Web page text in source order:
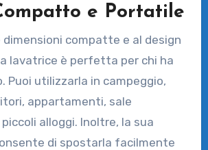
e Portatile
dimensioni compatte e al design
lavatrice è perfetta per chi ha
Puoi utilizzarla in campeggio,
appartamenti, sale
alloggi. Inoltre, la sua
di spostarla facilmente